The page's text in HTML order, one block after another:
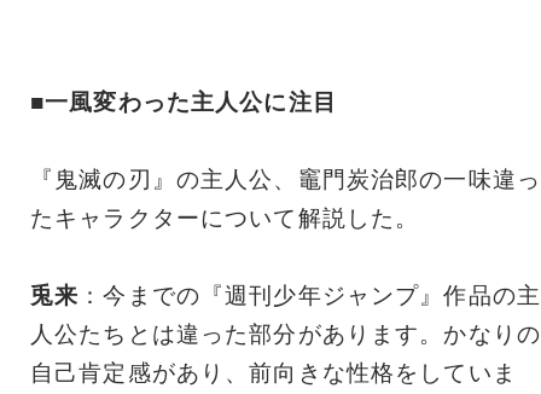
■一風変わった主人公に注目
『鬼滅の刃』の主人公、竈門炭治郎の一味違っ
たキャラクターについて解説した。
兎来 ：今までの『週刊少年ジャンプ』作品の主
人公たちとは違った部分があります。かなりの
自己肯定感があり、前向きな性格をしていま